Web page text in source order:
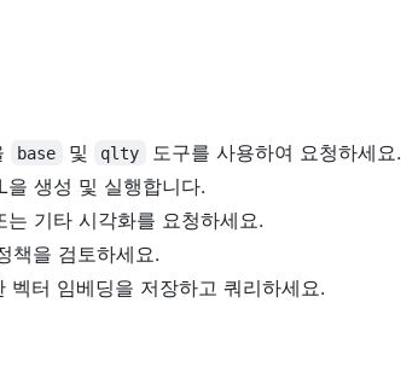
base 및 qlty
도구를 사용하여 요청하세요.
을 생성 및 실행합니다.
기타 시각화를 요청하세요.
책을 검토하세요.
벡터 임베딩을 저장하고 쿼리하세요.